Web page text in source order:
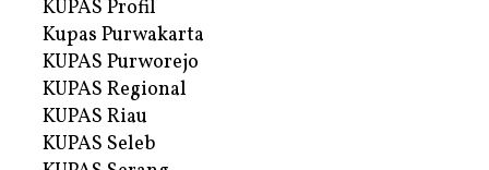
KUPAS Profil
Kupas Purwakarta
KUPAS Purworejo
KUPAS Regional
KUPAS Riau
KUPAS Seleb